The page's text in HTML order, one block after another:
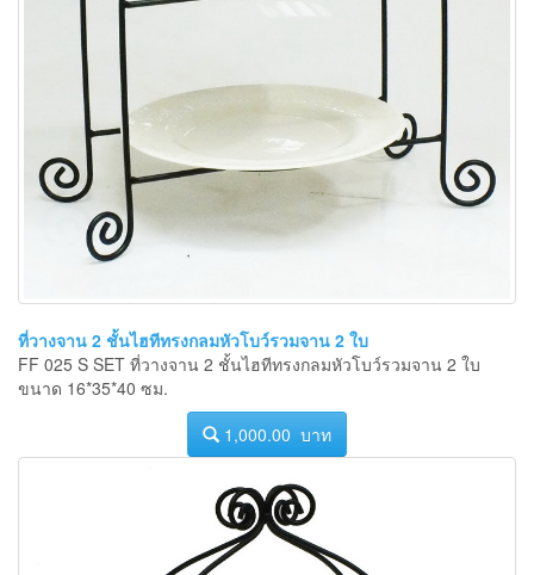
ที่วางจาน 2 ชั้นไฮทีทรงกลมหัวโบว์รวมจาน 2 ใบ
FF 025 S SET ที่วางจาน 2 ชั้นไฮทีทรงกลมหัวโบว์รวมจาน 2 ใบ
ขนาด 16*35*40 ซม.
1,000.00 บาท